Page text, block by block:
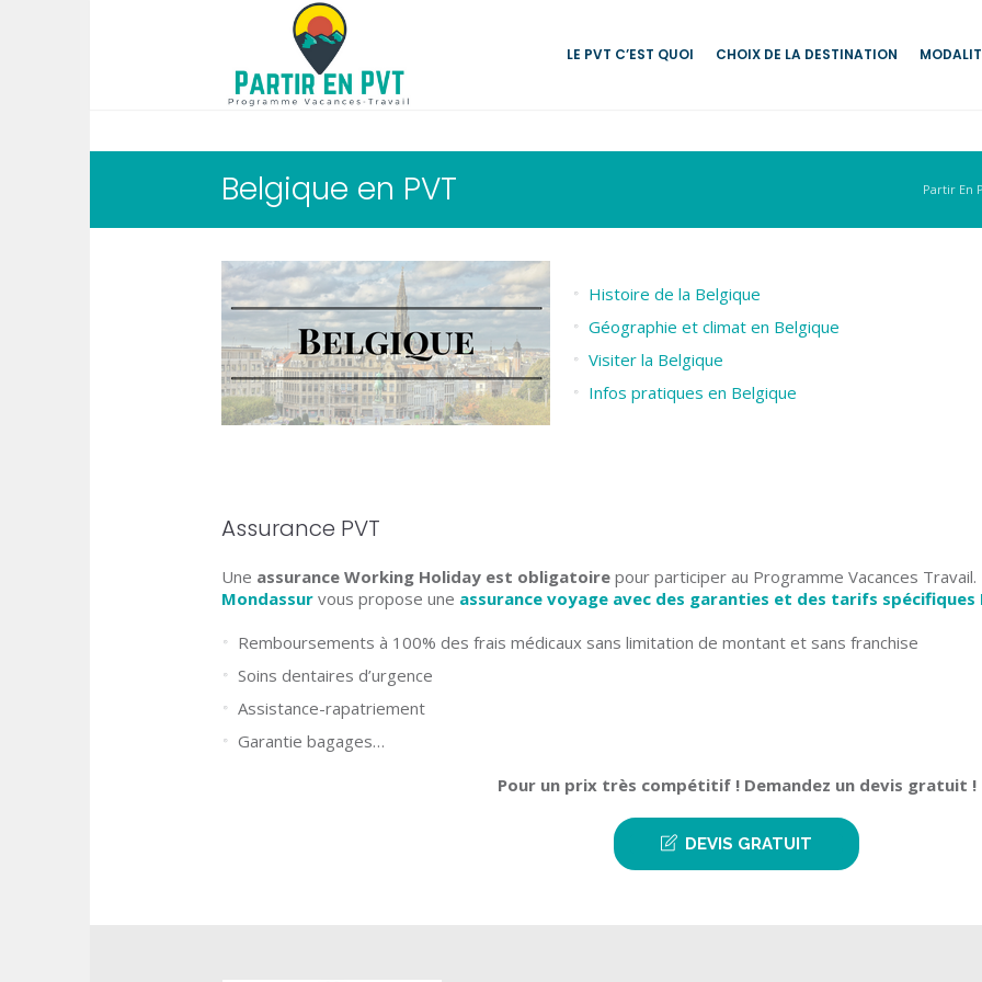
LE PVT C’EST QUOI CHOIX DE LA DESTINATION
Belgique en PVT Partir En
Histoire de la Belgique
Géographie et climat en Belgique
Visiter la Belgique
Infos pratiques en Belgique
Assurance PVT
Une assurance Working Holiday est obligatoirepour participer au Programme Vacances Travail.
Mondassur vous propose une assurance voyage avec des garanties et des tarifs spécifiques
Remboursements à 100% des frais médicaux sans limitation de montant et sans franchise
Soins dentaires d’urgence
Assistance-rapatriement
Garantie bagages…
Pour un prix très compétitif ! Demandez un devis gratuit !
DEVIS GRATUIT